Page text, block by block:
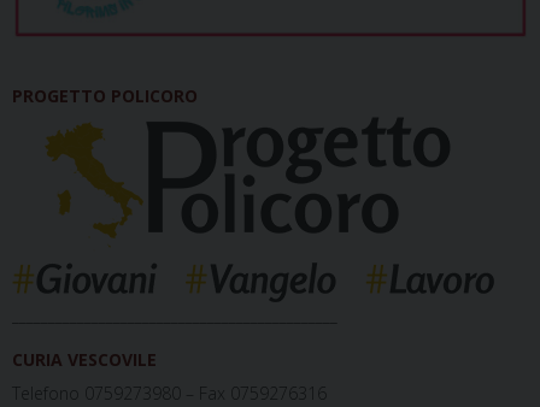
PROGETTO POLICORO
CURIA VESCOVILE
Telefono 0759273980 – Fax 0759276316